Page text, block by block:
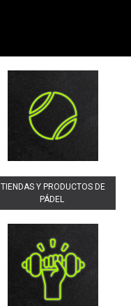
TIENDAS Y PRODUCTOS DE
PÁDEL